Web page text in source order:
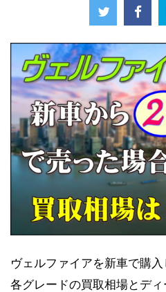
ヴェルファイアを新車で購
各グレードの買取相場とデ